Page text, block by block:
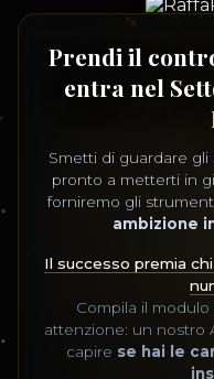
Prendi il
entra nel
Smetti di guardare gli
pronto a metterti in
forniremo gli
ambizione
Il successo premia
Compila il
attenzione: un nostro
capire se hai le